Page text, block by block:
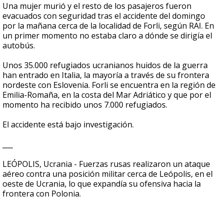
Una mujer murió y el resto de los pasajeros fueron
evacuados con seguridad tras el accidente del domingo
por la mañana cerca de la localidad de Forli, según RAI. En
un primer momento no estaba claro a dónde se dirigía el
autobús.
Unos 35.000 refugiados ucranianos huidos de la guerra
han entrado en Italia, la mayoría a través de su frontera
nordeste con Eslovenia. Forli se encuentra en la región de
Emilia-Romaña, en la costa del Mar Adriático y que por el
momento ha recibido unos 7.000 refugiados.
El accidente está bajo investigación.
LEÓPOLIS, Ucrania - Fuerzas rusas realizaron un ataque
aéreo contra una posición militar cerca de Leópolis, en el
oeste de Ucrania, lo que expandía su ofensiva hacia la
frontera con Polonia.